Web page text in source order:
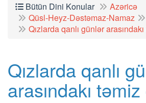
Bütün Dini Konular
Azəricə
Qüsl-Heyz-Dəstəmaz-Namaz
Qızlarda qanlı günlər
Qızlarda qanlı
arasındakı